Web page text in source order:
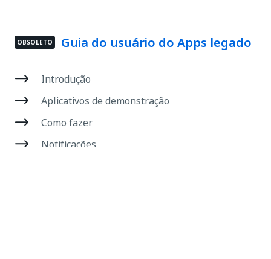
OBSOLETO Guia do usuário do Apps legado
Introdução
Aplicativos de demonstração
Como fazer
Notificações